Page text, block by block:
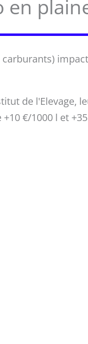
en
de l'Elevage,
€/1000 l et